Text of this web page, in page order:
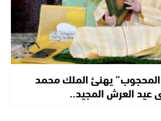
المحجوب” يهنئ الملك محمد
عيد العرش المجيد..